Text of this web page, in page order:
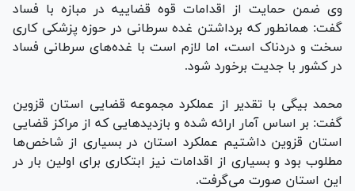
وی ضمن حمایت از اقدامات قوه قضاییه در مبازه با فساد
گفت: همانطور که برداشتن غده سرطانی در حوزه پزشکی کاری
سخت و دردناک است، اما لازم است با غده‌های سرطانی فساد
در کشور با جدیت برخورد شود.
محمد بیگی با تقدیر از عملکرد مجموعه قضایی استان قزوین
گفت: بر اساس آمار ارائه شده و بازدید‌هایی که از مراکز قضایی
استان قزوین داشتیم عملکرد استان در بسیاری از شاخص‌ها
مطلوب بود و بسیاری از اقدامات نیز ابتکاری برای اولین بار در
این استان صورت می‌گرفت.